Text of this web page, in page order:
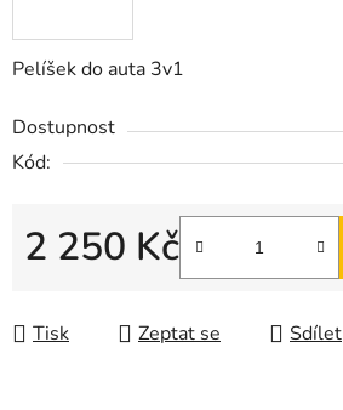
Pelíšek do auta 3v1
Dostupnost
Kód:
2 250 Kč
Tisk Zeptat se Sdílet